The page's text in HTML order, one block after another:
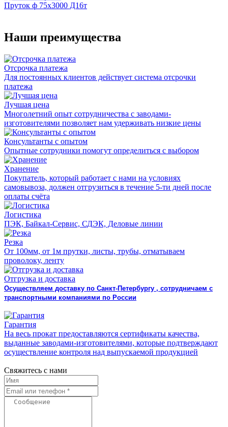
Пруток ф 75х3000 Д16т
Наши преимущества
Отсрочка платежа
Для постоянных клиентов действует система отсрочки
платежа
Лучшая цена
Многолетний опыт сотрудничества с заводами-
изготовителями позволяет нам удерживать низкие цены
Консультанты с опытом
Опытные сотрудники помогут определиться с выбором
Хранение
Покупатель, который работает с нами на условиях
самовывоза, должен отгрузиться в течение 5-ти дней после
оплаты счёта
Логистика
ПЭК, Байкал-Сервис, СДЭК, Деловые линии
Резка
От 100мм, от 1м прутки, листы, трубы, отматываем
проволоку, ленту
Отгрузка и доставка
Осуществляем доставку по Санкт-Петербургу , сотрудничаем с
транспортными компаниями по России
Гарантия
На весь прокат предоставляются сертификаты качества,
выданные заводами-изготовителями, которые подтверждают
осуществление контроля над выпускаемой продукцией
Свяжитесь с нами